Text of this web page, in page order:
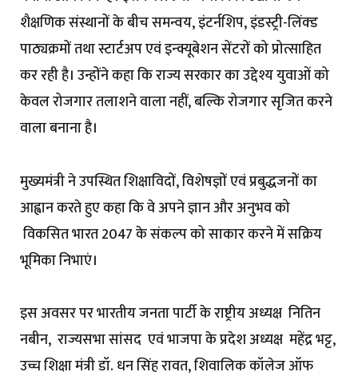
शैक्षणिक संस्थानों के बीच समन्वय, इंटर्नशिप, इंडस्ट्री-लिंक्ड
पाठ्यक्रमों तथा स्टार्टअप एवं इन्क्यूबेशन सेंटरों को प्रोत्साहित
कर रही है। उन्होंने कहा कि राज्य सरकार का उद्देश्य युवाओं को
केवल रोजगार तलाशने वाला नहीं, बल्कि रोजगार सृजित करने
वाला बनाना है।
मुख्यमंत्री ने उपस्थित शिक्षाविदों, विशेषज्ञों एवं प्रबुद्धजनों का
आह्वान करते हुए कहा कि वे अपने ज्ञान और अनुभव को
विकसित भारत 2047 के संकल्प को साकार करने में सक्रिय
भूमिका निभाएं।
इस अवसर पर भारतीय जनता पार्टी के राष्ट्रीय अध्यक्ष नितिन
नबीन, राज्यसभा सांसद एवं भाजपा के प्रदेश अध्यक्ष महेंद्र भट्ट,
उच्च शिक्षा मंत्री डॉ. धन सिंह रावत, शिवालिक कॉलेज ऑफ